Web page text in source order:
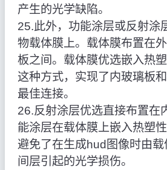
产生的光学缺陷。
25.此外，功能涂层或反射涂
物载体膜上。载体膜布置在
板之间。载体膜优选嵌入热
这种方式，实现了内玻璃板
最佳连接。
26.反射涂层优选直接布置在
能涂层在载体膜上嵌入热塑
避免了在生成hud图像时由
间层引起的光学损伤。